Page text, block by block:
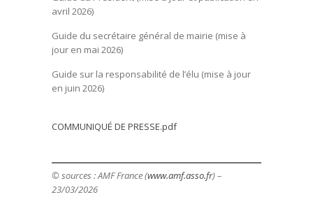
avril 2026)
Guide du secrétaire général de mairie (mise à
jour en mai 2026)
Guide sur la responsabilité de l’élu (mise à jour
en juin 2026)
COMMUNIQUÉ DE PRESSE.pdf
© sources : AMF France (www.amf.asso.fr) –
23/03/2026